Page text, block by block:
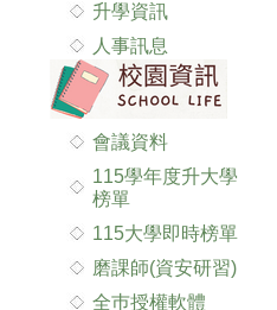
升學資訊
人事訊息
會議資料
115學年度升大學
榜單
115大學即時榜單
磨課師(資安研習)
全巿授權軟體